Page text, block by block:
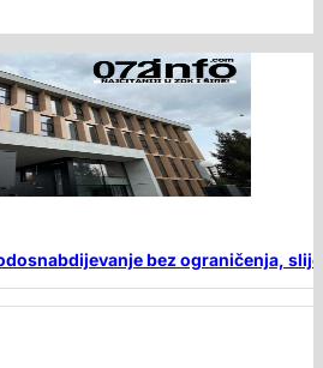
bez ograničenja,